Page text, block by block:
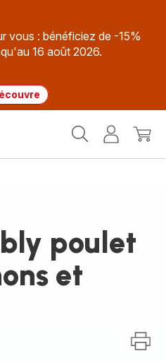
vous : bénéficiez de -15%
16 août 2026.
MonMon
poulet
et